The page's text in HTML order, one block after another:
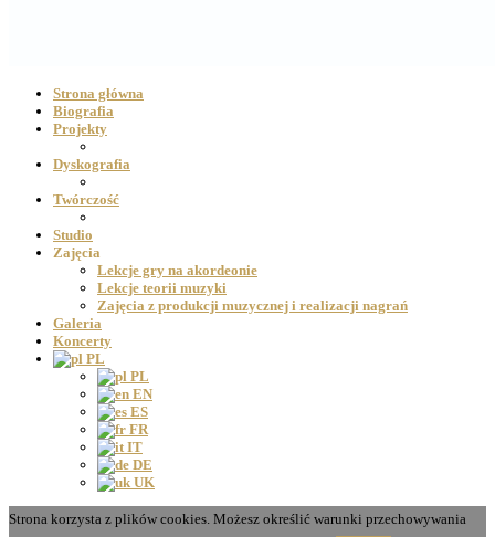
Strona główna
Biografia
Projekty
Dyskografia
Twórczość
Studio
Zajęcia
Lekcje gry na akordeonie
Lekcje teorii muzyki
Zajęcia z produkcji muzycznej i realizacji nagrań
Galeria
Koncerty
PL
PL
EN
ES
FR
IT
DE
UK
Strona korzysta z plików cookies. Możesz określić warunki przechowywania